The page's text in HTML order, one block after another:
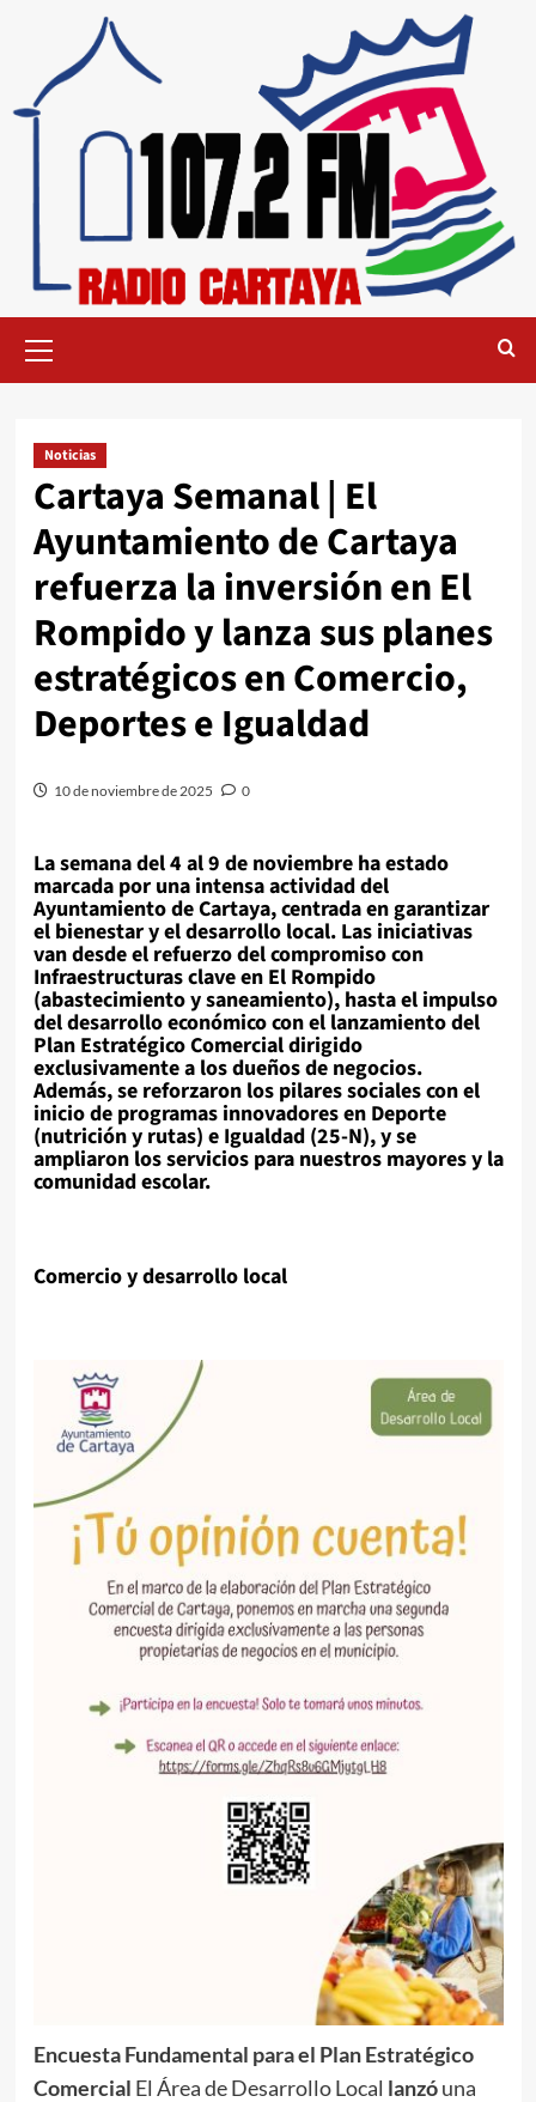
Noticias
Cartaya Semanal | El
Ayuntamiento de Cartaya
refuerza la inversión en El
Rompido y lanza sus planes
estratégicos en Comercio,
Deportes e Igualdad
10 de noviembre de 2025 0
La semana del 4 al 9 de noviembre ha estado
marcada por una intensa actividad del
Ayuntamiento de Cartaya, centrada en garantizar
el bienestar y el desarrollo local. Las iniciativas
van desde el refuerzo del compromiso con
Infraestructuras clave en El Rompido
(abastecimiento y saneamiento), hasta el impulso
deldesarrollo económicocon el lanzamiento del
Plan Estratégico Comercial dirigido
exclusivamente a los dueños de negocios.
Además, se reforzaronlos pilares sociales con el
inicio de programas innovadores en Deporte
(nutrición y rutas) e Igualdad(25-N), y se
ampliaronlos servicios para nuestros mayores y la
comunidad escolar.
Comercio y desarrollo local
Encuesta Fundamental para el Plan Estratégico
Comercial El Área de Desarrollo Local lanzóuna